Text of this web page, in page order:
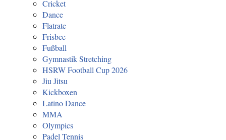
Cricket
Dance
Flatrate
Frisbee
Fußball
Gymnastik Stretching
HSRW Football Cup 2026
Jiu Jitsu
Kickboxen
Latino Dance
MMA
Olympics
Padel Tennis